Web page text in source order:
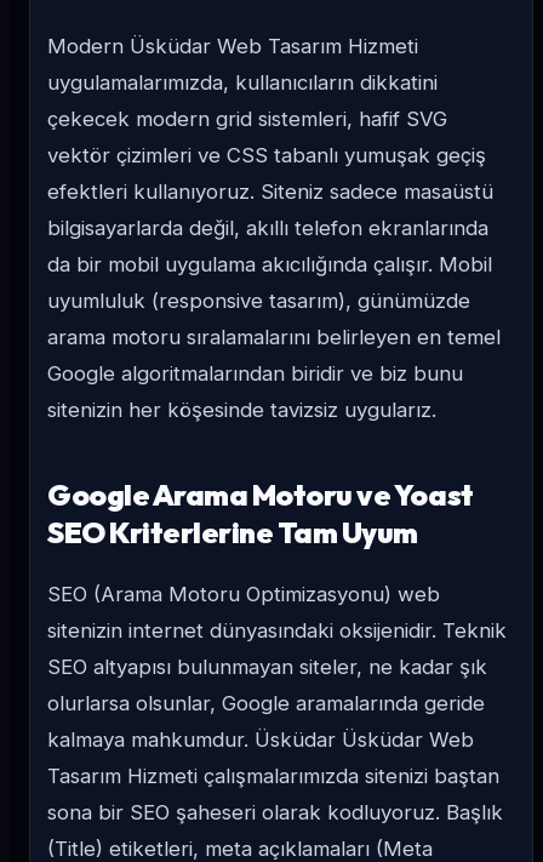
Modern Üsküdar Web Tasarım Hizmeti
uygulamalarımızda, kullanıcıların dikkatini
çekecek modern grid sistemleri, hafif SVG
vektör çizimleri ve CSS tabanlı yumuşak geçiş
efektleri kullanıyoruz. Siteniz sadece masaüstü
bilgisayarlarda değil, akıllı telefon ekranlarında
da bir mobil uygulama akıcılığında çalışır. Mobil
uyumluluk (responsive tasarım), günümüzde
arama motoru sıralamalarını belirleyen en temel
Google algoritmalarından biridir ve biz bunu
sitenizin her köşesinde tavizsiz uygularız.
Google Arama Motoru ve Yoast
SEO Kriterlerine Tam Uyum
SEO (Arama Motoru Optimizasyonu) web
sitenizin internet dünyasındaki oksijenidir. Teknik
SEO altyapısı bulunmayan siteler, ne kadar şık
olurlarsa olsunlar, Google aramalarında geride
kalmaya mahkumdur. Üsküdar Üsküdar Web
Tasarım Hizmeti çalışmalarımızda sitenizi baştan
sona bir SEO şaheseri olarak kodluyoruz. Başlık
(Title) etiketleri, meta açıklamaları (Meta